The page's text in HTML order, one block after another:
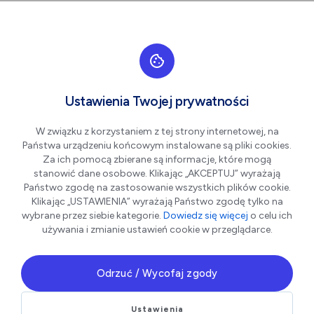
Napisz do nas
Twoje
dane
Imię
Nazwisko
Ustawienia Twojej prywatności
W związku z korzystaniem z tej strony internetowej, na
Państwa urządzeniu końcowym instalowane są pliki cookies.
Za ich pomocą zbierane są informacje, które mogą
stanowić dane osobowe. Klikając „AKCEPTUJ” wyrażają
Państwo zgodę na zastosowanie wszystkich plików cookie.
Klikając „USTAWIENIA” wyrażają Państwo zgodę tylko na
wybrane przez siebie kategorie. Dowiedz się więcej o celu ich
używania i zmianie ustawień cookie w przeglądarce.
Odrzuć / Wycofaj zgody
Ustawienia